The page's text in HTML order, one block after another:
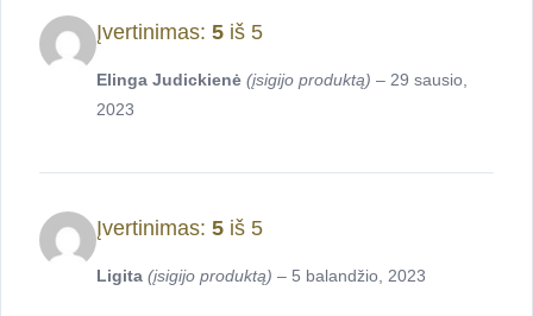
Įvertinimas: 5 iš 5
Elinga Judickienė (įsigijo produktą) – 29 sausio,
2023
Įvertinimas: 5 iš 5
Ligita (įsigijo produktą) – 5 balandžio, 2023